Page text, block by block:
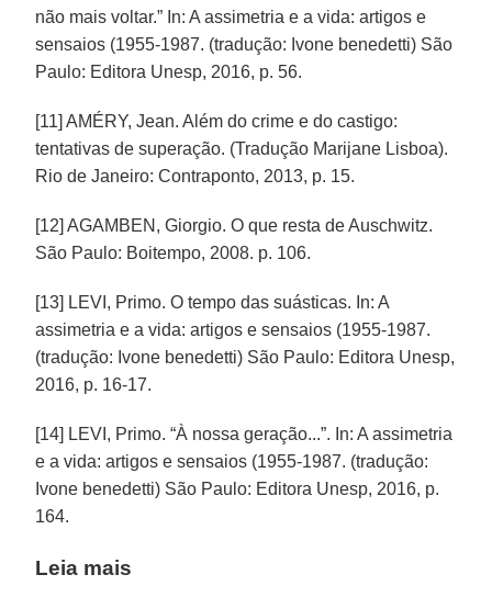
não mais voltar.” In: A assimetria e a vida: artigos e
sensaios (1955-1987. (tradução: Ivone benedetti) São
Paulo: Editora Unesp, 2016, p. 56.
[11] AMÉRY, Jean. Além do crime e do castigo:
tentativas de superação. (Tradução Marijane Lisboa).
Rio de Janeiro: Contraponto, 2013, p. 15.
[12] AGAMBEN, Giorgio. O que resta de Auschwitz.
São Paulo: Boitempo, 2008. p. 106.
[13] LEVI, Primo. O tempo das suásticas. In: A
assimetria e a vida: artigos e sensaios (1955-1987.
(tradução: Ivone benedetti) São Paulo: Editora Unesp,
2016, p. 16-17.
[14] LEVI, Primo. “À nossa geração...”. In: A assimetria
e a vida: artigos e sensaios (1955-1987. (tradução:
Ivone benedetti) São Paulo: Editora Unesp, 2016, p.
164.
Leia mais